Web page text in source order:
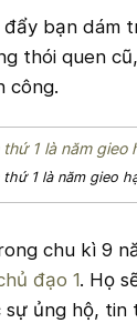
đẩy bạn
thói quen
công.
thứ 1 là năm gieo
chu kì 9
đạo 1. Họ
ủng hộ, tin